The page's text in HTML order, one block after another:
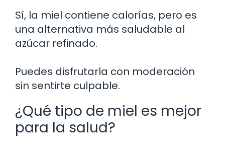
Sí, la miel contiene calorías, pero es
una alternativa más saludable al
azúcar refinado.
Puedes disfrutarla con moderación
sin sentirte culpable.
¿Qué tipo de miel es mejor
para la salud?